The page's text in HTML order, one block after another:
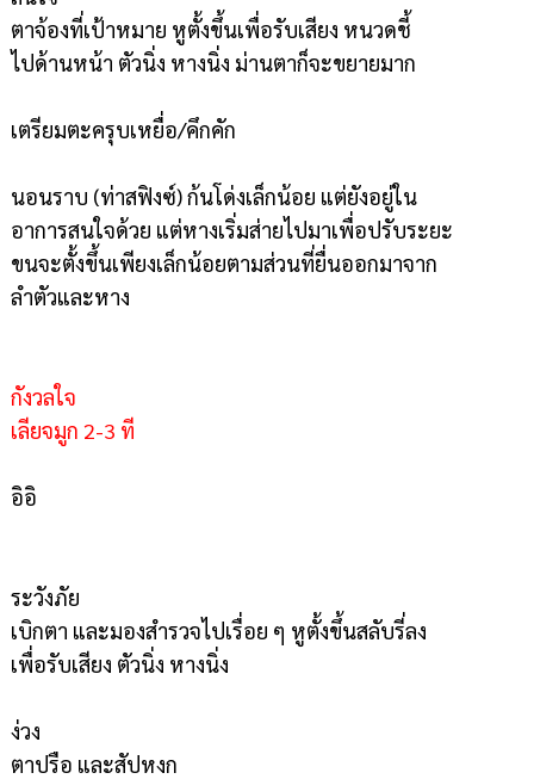
ตาจ้องที่เป้าหมาย หูตั้งขึ้นเพื่อรับเสียง หนวดชี้
ไปด้านหน้า ตัวนิ่ง หางนิ่ง ม่านตาก็จะขยายมาก
เตรียมตะครุบเหยื่อ/คึกคัก
นอนราบ (ท่าสฟิงซ์) ก้นโด่งเล็กน้อย แต่ยังอยู่ใน
อาการสนใจด้วย แต่หางเริ่มส่ายไปมาเพื่อปรับระยะ
ขนจะตั้งขึ้นเพียงเล็กน้อยตามส่วนที่ยื่นออกมาจาก
ลำตัวและหาง
กังวลใจ
เลียจมูก 2-3 ที
อิอิ
ระวังภัย
เบิกตา และมองสำรวจไปเรื่อย ๆ หูตั้งขึ้นสลับรี่ลง
เพื่อรับเสียง ตัวนิ่ง หางนิ่ง
ง่วง
ตาปรือ และสัปหงก